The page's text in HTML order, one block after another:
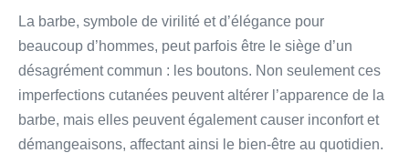
La barbe, symbole de virilité et d’élégance pour
beaucoup d’hommes, peut parfois être le siège d’un
désagrément commun : les boutons. Non seulement ces
imperfections cutanées peuvent altérer l’apparence de la
barbe, mais elles peuvent également causer inconfort et
démangeaisons, affectant ainsi le bien-être au quotidien.